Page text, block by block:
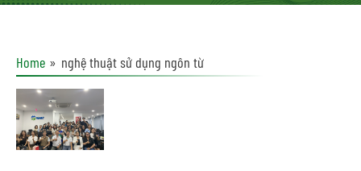
Home nghệ thuật sử dụng ngôn từ